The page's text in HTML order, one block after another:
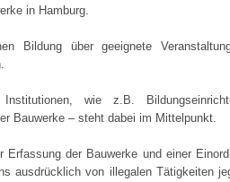
in Hamburg.
Bildung über geeignete
wie z.B.
Bauwerke – steht dabei im Mittelpunkt.
der Bauwerke und einer
ausdrücklich von illegalen Tätigkeiten